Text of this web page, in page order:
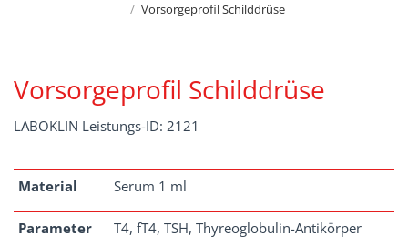
Vorsorgeprofil Schilddrüse
Vorsorgeprofil Schilddrüse
LABOKLIN Leistungs-ID: 2121
Material Serum 1 ml
Parameter T4, fT4, TSH, Thyreoglobulin-Antikörper